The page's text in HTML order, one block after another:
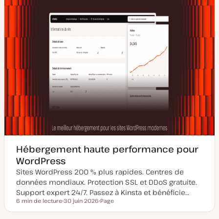
Hébergement haute performance pour
WordPress
Sites WordPress 200 % plus rapides. Centres de
données mondiaux. Protection SSL et DDoS gratuite.
Support expert 24/7. Passez à Kinsta et bénéficie…
Temps de lecture
6 min de lecture
a
30 juin 2026
y
Page